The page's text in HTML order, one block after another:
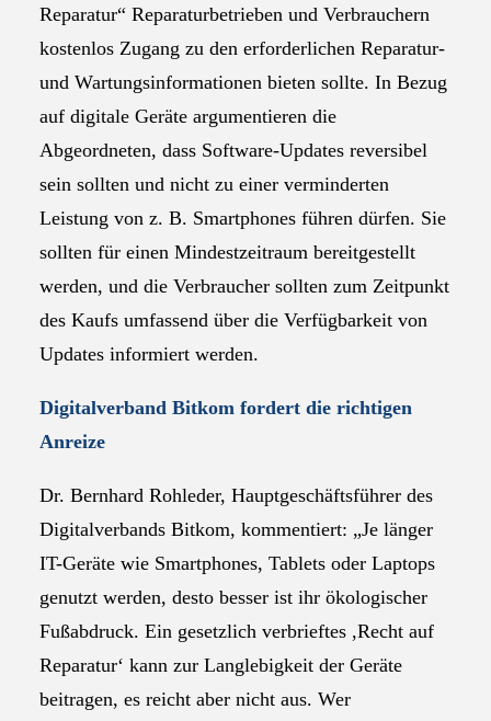
Reparatur“ Reparaturbetrieben und Verbrauchern
kostenlos Zugang zu den erforderlichen Reparatur-
und Wartungsinformationen bieten sollte. In Bezug
auf digitale Geräte argumentieren die
Abgeordneten, dass Software-Updates reversibel
sein sollten und nicht zu einer verminderten
Leistung von z. B. Smartphones führen dürfen. Sie
sollten für einen Mindestzeitraum bereitgestellt
werden, und die Verbraucher sollten zum Zeitpunkt
des Kaufs umfassend über die Verfügbarkeit von
Updates informiert werden.
Digitalverband Bitkom fordert die richtigen
Anreize
Dr. Bernhard Rohleder, Hauptgeschäftsführer des
Digitalverbands Bitkom, kommentiert: „Je länger
IT-Geräte wie Smartphones, Tablets oder Laptops
genutzt werden, desto besser ist ihr ökologischer
Fußabdruck. Ein gesetzlich verbrieftes ,Recht auf
Reparatur‘ kann zur Langlebigkeit der Geräte
beitragen, es reicht aber nicht aus. Wer